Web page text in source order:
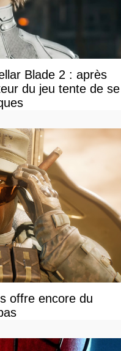
Blade 2 : après
du jeu tente de se
offre encore du